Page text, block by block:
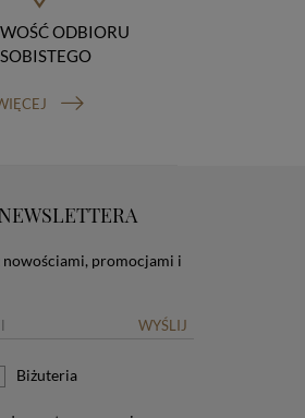
ODBIORU
nowościami, promocjami i
WYŚLIJ
Biżuteria